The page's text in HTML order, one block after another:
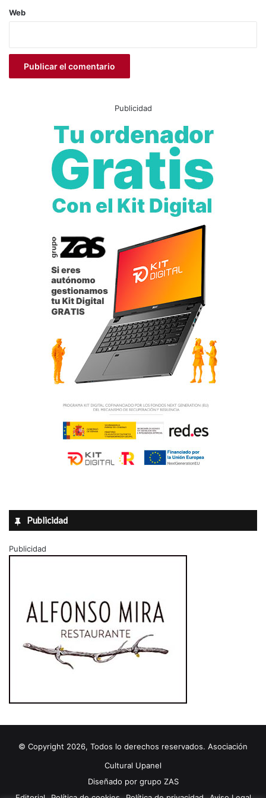
Web
Publicidad
Publicidad
Publicidad
© Copyright 2026, Todos lo derechos reservados. Asociación
Cultural Upanel
Diseñado por grupo ZAS